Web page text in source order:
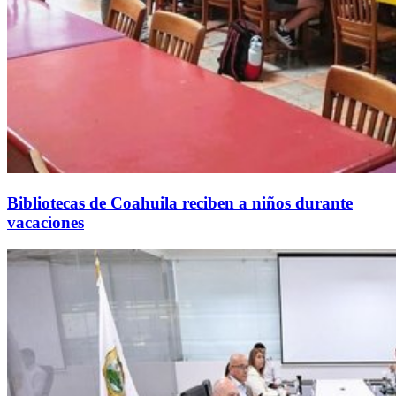
Bibliotecas de Coahuila reciben a niños durante
vacaciones